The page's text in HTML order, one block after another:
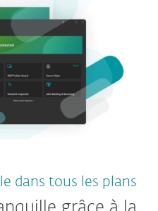
dans tous les plans